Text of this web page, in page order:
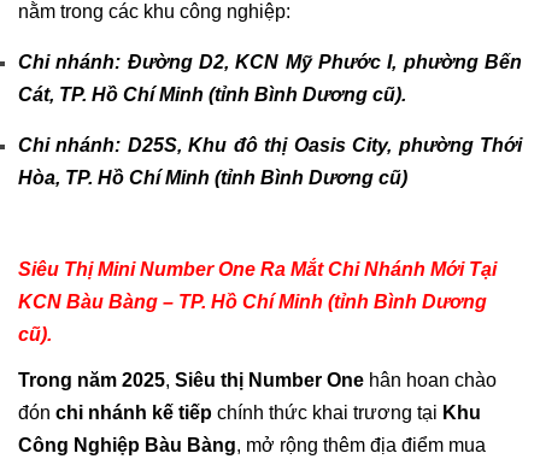
nằm trong các khu công nghiệp:
Chi nhánh: Đường D2, KCN Mỹ Phước I, phường Bến
Cát, TP. Hồ Chí Minh (tỉnh Bình Dương cũ).
Chi nhánh: D25S, Khu đô thị Oasis City, phường Thới
Hòa, TP. Hồ Chí Minh (tỉnh Bình Dương cũ)
Siêu Thị Mini Number One Ra Mắt Chi Nhánh Mới Tại
KCN Bàu Bàng – TP. Hồ Chí Minh (tỉnh Bình Dương
cũ).
Trong năm 2025, Siêu thị Number One hân hoan chào
đón chi nhánh kế tiếp chính thức khai trương tại Khu
Công Nghiệp Bàu Bàng, mở rộng thêm địa điểm mua